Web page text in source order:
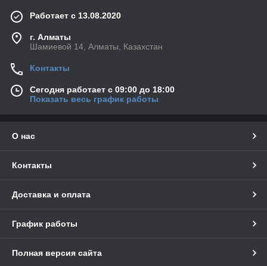
Работает с 13.08.2020
г. Алматы
Шамиевой 14, Алматы, Казахстан
Контакты
Сегодня работает с 09:00 до 18:00
Показать весь график работы
О нас
Контакты
Доставка и оплата
График работы
Полная версия сайта